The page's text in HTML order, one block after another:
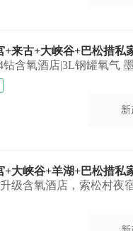
+来古+大峡谷+巴松措私
含氧酒店|3L钢罐氧气
新
+大峡谷+羊湖+巴松措私
级含氧酒店，索松村夜